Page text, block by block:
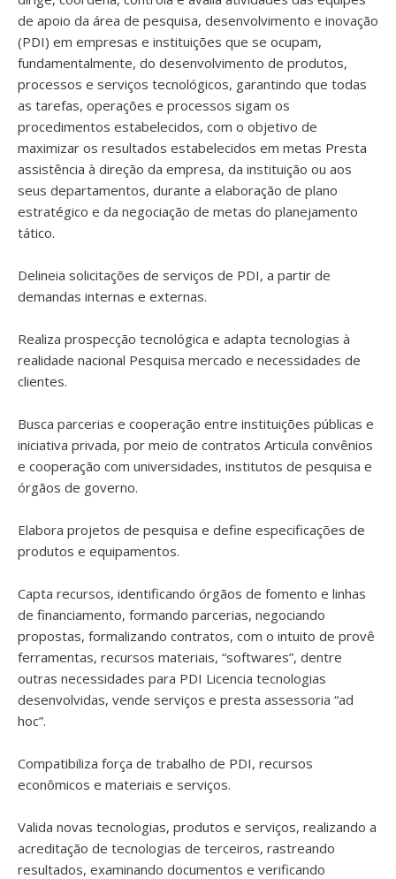
de apoio da área de pesquisa, desenvolvimento e inovação
(PDI) em empresas e instituições que se ocupam,
fundamentalmente, do desenvolvimento de produtos,
processos e serviços tecnológicos, garantindo que todas
as tarefas, operações e processos sigam os
procedimentos estabelecidos, com o objetivo de
maximizar os resultados estabelecidos em metas Presta
assistência à direção da empresa, da instituição ou aos
seus departamentos, durante a elaboração de plano
estratégico e da negociação de metas do planejamento
tático.
Delineia solicitações de serviços de PDI, a partir de
demandas internas e externas.
Realiza prospecção tecnológica e adapta tecnologias à
realidade nacional Pesquisa mercado e necessidades de
clientes.
Busca parcerias e cooperação entre instituições públicas e
iniciativa privada, por meio de contratos Articula convênios
e cooperação com universidades, institutos de pesquisa e
órgãos de governo.
Elabora projetos de pesquisa e define especificações de
produtos e equipamentos.
Capta recursos, identificando órgãos de fomento e linhas
de financiamento, formando parcerias, negociando
propostas, formalizando contratos, com o intuito de provê
ferramentas, recursos materiais, “softwares”, dentre
outras necessidades para PDI Licencia tecnologias
desenvolvidas, vende serviços e presta assessoria “ad
hoc”.
Compatibiliza força de trabalho de PDI, recursos
econômicos e materiais e serviços.
Valida novas tecnologias, produtos e serviços, realizando a
acreditação de tecnologias de terceiros, rastreando
resultados, examinando documentos e verificando